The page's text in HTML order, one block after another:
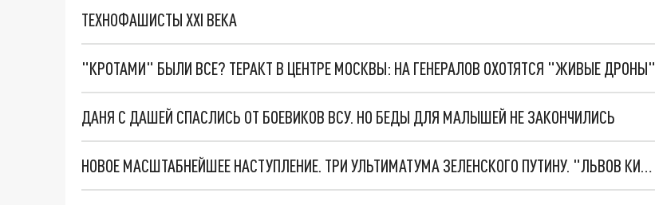
ТЕХНОФАШИСТЫ XXI ВЕКА
"КРОТАМИ" БЫЛИ ВСЕ? ТЕРАКТ В ЦЕНТРЕ МОСКВЫ: НА ГЕНЕРАЛОВ ОХОТЯТСЯ "ЖИВЫЕ ДРОНЫ"
ДАНЯ С ДАШЕЙ СПАСЛИСЬ ОТ БОЕВИКОВ ВСУ. НО БЕДЫ ДЛЯ МАЛЫШЕЙ НЕ ЗАКОНЧИЛИСЬ
НОВОЕ МАСШТАБНЕЙШЕЕ НАСТУПЛЕНИЕ. ТРИ УЛЬТИМАТУМА ЗЕЛЕНСКОГО ПУТИНУ. "ЛЬВОВ КИМА" ПОСТАВЯТ НА ПВО? ГЛОБАЛЬНЫЙ ПРОРЫВ ПОД ЗАПОРОЖЬЕМ